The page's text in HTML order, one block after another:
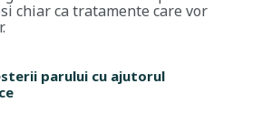
chiar ca tratamente care vor
parului cu ajutorul